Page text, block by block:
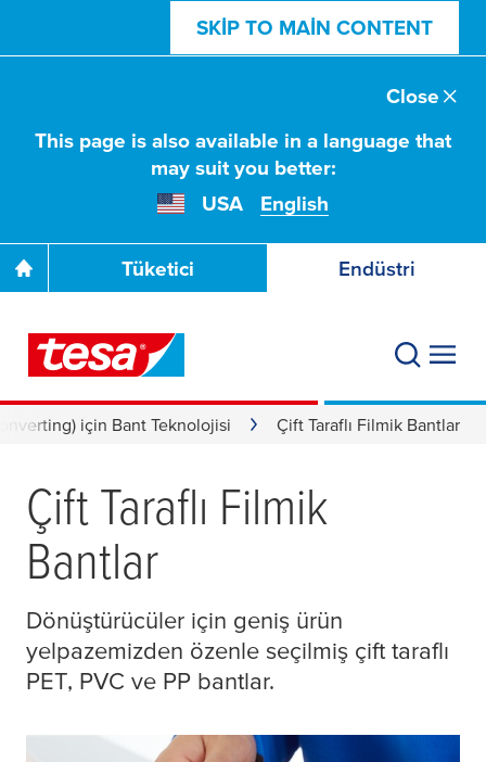
SKIP TO MAIN CONTENT
This page is also available in a language that
may suit you better:
USA
English
Close
Tüketici Endüstri
için Bant Teknolojisi Çift Taraflı Filmik Bantlar
Çift Taraflı Filmik
Bantlar
Dönüştürücüler için geniş ürün
yelpazemizden özenle seçilmiş çift taraflı
PET, PVC ve PP bantlar.